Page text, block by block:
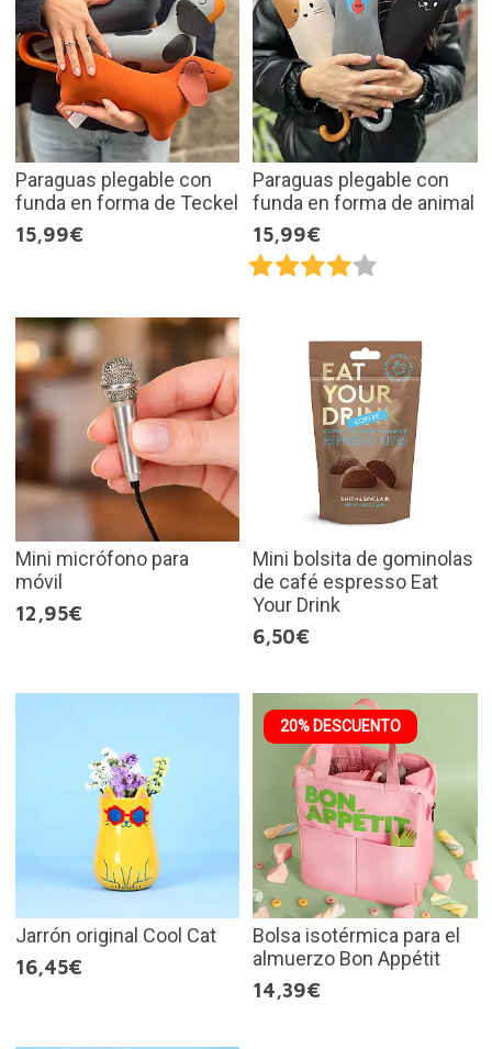
Paraguas plegable con
funda en forma de Teckel
15,99€
Paraguas plegable con
funda en forma de animal
15,99€
Mini micrófono para
móvil
12,95€
Mini bolsita de gominolas
de café espresso Eat
Your Drink
6,50€
Jarrón original Cool Cat
16,45€
20% DESCUENTO
Bolsa isotérmica para el
almuerzo Bon Appétit
14,39€